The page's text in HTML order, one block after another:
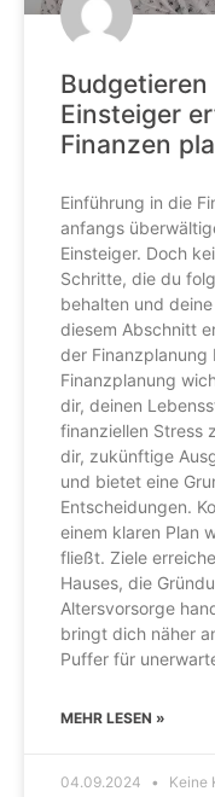
Einsteiger
Finanzen
Einführung in die
anfangs
Einsteiger. Doch
Schritte, die du
behalten und
diesem Abschnitt
der Finanzplanung
Finanzplanung
dir, deinen
finanziellen Stress
dir, zukünftige
und bietet eine
Entscheidungen.
einem klaren Plan
fließt. Ziele
Hauses, die
Altersvorsorge
bringt dich näher
Puffer für
MEHR LESEN »
04.09.2024 Keine